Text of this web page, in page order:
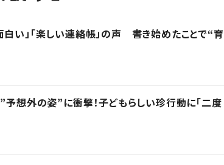
い」「楽しい連絡帳」の声 書き始めたことで“育
想外の姿”に衝撃！子どもらしい珍行動に「二度